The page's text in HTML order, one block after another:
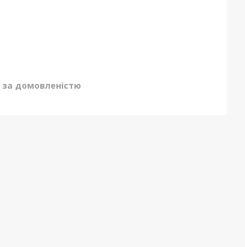
за домовленістю